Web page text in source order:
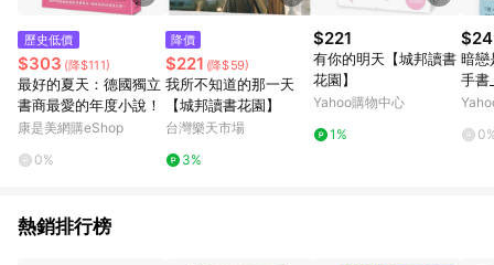
歷史低價
$303 (降$111)
最好的夏天：德國獨立
書商最愛的年度小說！
康是美網購eShop
0%
降價
$221 (降$59)
我所不知道的那一天
【城邦讀書花園】
台灣樂天市場
3%
$221
有你的明天【城邦讀書
花園】
Yahoo購物中心
1%
暗戀
手書
熱銷排行榜